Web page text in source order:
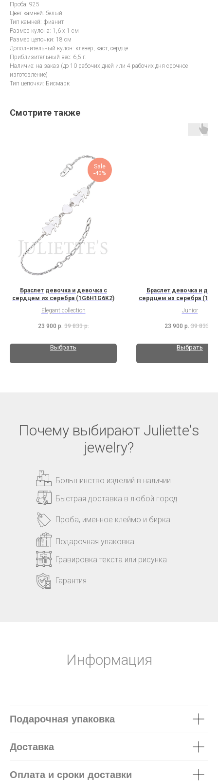
Проба: 925
Цвет камней: белый
Тип камней: фианит
Размер кулона: 1,6 х 1 см
Размер цепочки: 18 см
Дополнительный кулон: клевер, каст, сердце
Приблизительный вес: 6,5 г.
Наличие: на заказ (до 10 рабочих дней или 4 рабочих дня срочное
изготовление)
Тип цепочки: Бисмарк
Смотрите также
Sale
-40%
Браслет девочка и девочка с
сердцем из серебра (1G6H1G6K2)
Elegant collection
23 900 р. 39 833 р.
Выбрать
Браслет девочка и
сердцем из серебра
Junior
23 900 р. 39 833
Выбрать
Почему выбирают Juliette's
jewelry?
Большинство изделий в наличии
Быстрая доставка в любой город
Подарочная упаковка
Гравировка текста или рисунка
Проба, именное клеймо и бирка
Гарантия
Информация
Подарочная упаковка
Доставка
Оплата и сроки доставки